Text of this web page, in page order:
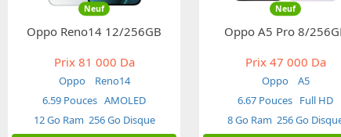
Neuf
Oppo Reno14 12/256GB
Prix81 000 Da
Oppo
Reno14
6.59 Pouces AMOLED
12 Go Ram 256 Go Disque
Neuf
Oppo A5 Pro 8/
Prix47 000 Da
Oppo
A5
6.67 Pouces Full HD
8 Go Ram 256 Go